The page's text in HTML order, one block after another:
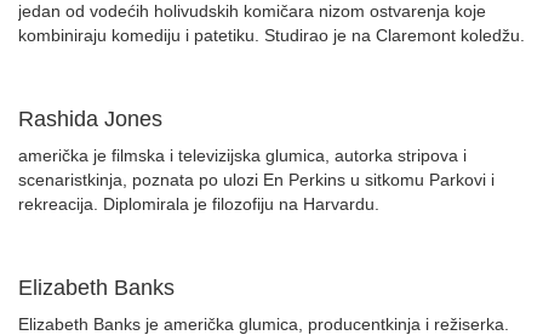
jedan od vodećih holivudskih komičara nizom ostvarenja koje
kombiniraju komediju i patetiku. Studirao je na Claremont koledžu.
Rashida Jones
američka je filmska i televizijska glumica, autorka stripova i
scenaristkinja, poznata po ulozi En Perkins u sitkomu Parkovi i
rekreacija. Diplomirala je filozofiju na Harvardu.
Elizabeth Banks
Elizabeth Banks je američka glumica, producentkinja i režiserka.